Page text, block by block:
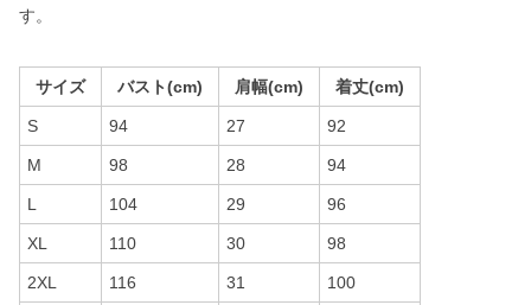
す。
サイズ バスト(cm) 肩幅(cm) 着丈(cm)
S 94 27 92
M 98 28 94
L 104 29 96
XL 110 30 98
2XL 116 31 100